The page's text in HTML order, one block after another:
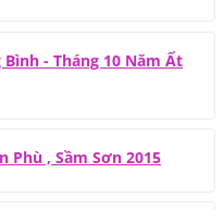
- Tháng 10 Năm Ất
Phù , Sầm Sơn 2015